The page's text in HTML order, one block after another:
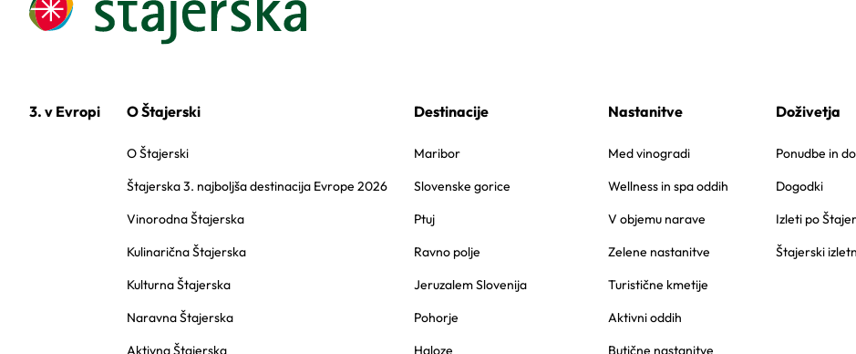
3. v Evropi O Štajerski
O Štajerski
Štajerska 3. najboljša destinacija Evrope 2026
Vinorodna Štajerska
Kulinarična Štajerska
Kulturna Štajerska
Naravna Štajerska
Aktivna Štajerska
Destinacije
Maribor
Slovenske gorice
Ptuj
Ravno polje
Jeruzalem Slovenija
Pohorje
Haloze
Nastanitve
Med vinogradi
Wellness in spa oddih
V objemu narave
Zelene nastanitve
Turistične kmetije
Aktivni oddih
Butične nastanitve
Doživetja
Ponudbe in
Dogodki
Izleti po
Štajerski